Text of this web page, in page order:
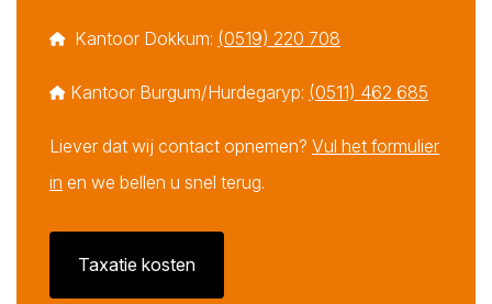
Kantoor Dokkum: (0519) 220 708
Kantoor Burgum/Hurdegaryp: (0511) 462 685
Liever dat wij contact opnemen? Vul het formulier
in en we bellen u snel terug.
Taxatie kosten